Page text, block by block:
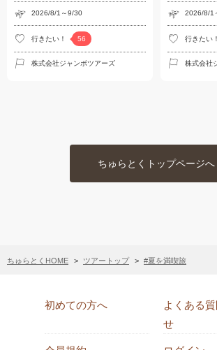
2026/8/1～9/30
行きたい！ 56
株式会社ジャンボツアーズ
2026/8/1
行きたい！
株式会社
ちゅらとくトップページへ
ちゅらとくHOME ツアートップ #夏を満喫旅
初めての方へ
よくある
せ